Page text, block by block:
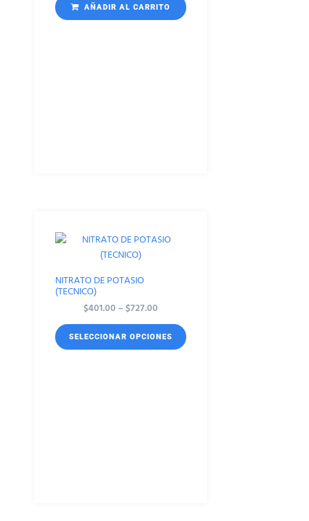
AÑADIR AL CARRITO
NITRATO DE POTASIO
(TECNICO)
$401.00–$727.00
SELECCIONAR OPCIONES